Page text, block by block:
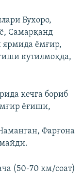
Бухоро,
Самарқанд
ярмида ёмғир,
кутилмоқда,
кечга бориб
ёғиши,
Фарғона
(50-70 км/соат)